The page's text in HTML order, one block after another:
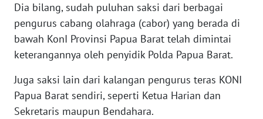
Dia bilang, sudah puluhan saksi dari berbagai
pengurus cabang olahraga (cabor) yang berada di
bawah KonI Provinsi Papua Barat telah dimintai
keterangannya oleh penyidik Polda Papua Barat.
Juga saksi lain dari kalangan pengurus teras KONI
Papua Barat sendiri, seperti Ketua Harian dan
Sekretaris maupun Bendahara.
WN
NTB
SULTENG
WN